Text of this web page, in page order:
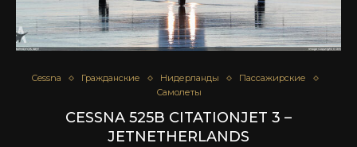
Cessna Гражданские Нидерланды
Пассажирские
Самолеты
CESSNA 525B CITATIONJET 3 –
JETNETHERLANDS